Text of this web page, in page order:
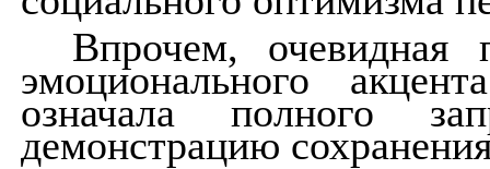
Впрочем, очевидная
эмоционального
означала полного
демонстрацию